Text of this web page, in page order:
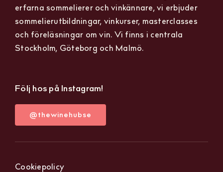
erfarna sommelierer och vinkännare, vi erbjuder
sommelierutbildningar, vinkurser, masterclasses
och föreläsningar om vin. Vi finns i centrala
Stockholm, Göteborg och Malmö.
Följ hos på Instagram!
@thewinehubse
Cookiepolicy